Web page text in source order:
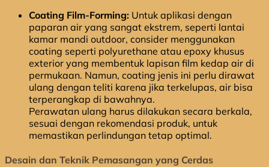
Coating Film-Forming: Untuk aplikasi dengan
paparan air yang sangat ekstrem, seperti lantai
kamar mandi outdoor, consider menggunakan
coating seperti polyurethane atau epoxy khusus
exterior yang membentuk lapisan film kedap air di
permukaan. Namun, coating jenis ini perlu dirawat
ulang dengan teliti karena jika terkelupas, air bisa
terperangkap di bawahnya.
Perawatan ulang harus dilakukan secara berkala,
sesuai dengan rekomendasi produk, untuk
memastikan perlindungan tetap optimal.
Desain dan Teknik Pemasangan yang Cerdas